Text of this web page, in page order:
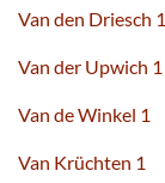
Van den Driesch 1
Van der Upwich 1
Van de Winkel 1
Van Krüchten 1